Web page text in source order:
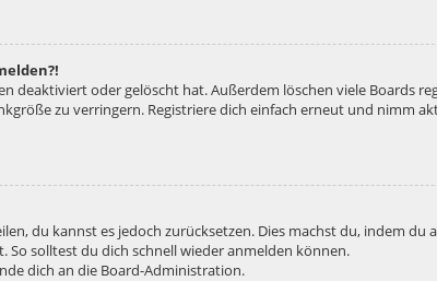
deaktiviert oder gelöscht hat. Außerdem löschen viele Boards
zu verringern. Registriere dich einfach erneut und nimm
du kannst es jedoch zurücksetzen. Dies machst du, indem du
So solltest du dich schnell wieder anmelden können.
dich an die Board-Administration.